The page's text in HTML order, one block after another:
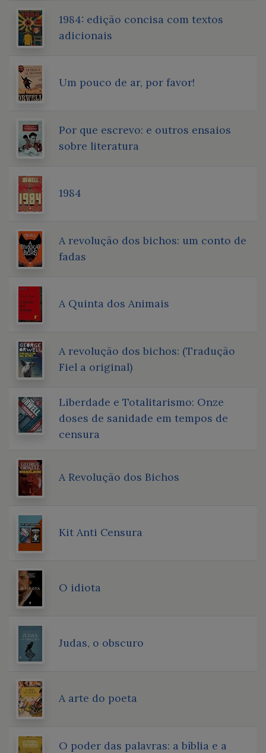
1984: edição concisa com textos
adicionais
Um pouco de ar, por favor!
Por que escrevo: e outros ensaios
sobre literatura
1984
A revolução dos bichos: um conto de
fadas
A Quinta dos Animais
A revolução dos bichos: (Tradução
Fiel a original)
Liberdade e Totalitarismo: Onze
doses de sanidade em tempos de
censura
A Revolução dos Bichos
Kit Anti Censura
O idiota
Judas, o obscuro
A arte do poeta
O poder das palavras: a bíblia e a